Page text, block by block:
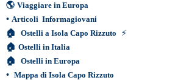
🌎 Viaggiare in Europa
• Articoli Informagiovani
🏠
Ostelli a Isola Capo Rizzuto
⚡
🏠 Ostelli in Italia
🏠
Ostelli in Europa
• Mappa di Isola Capo Rizzuto